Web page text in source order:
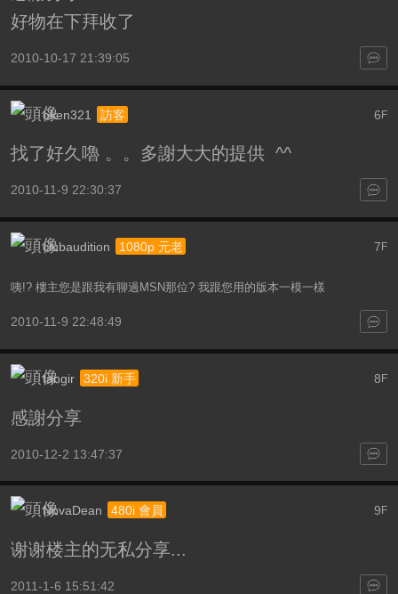
好物在下拜收了
2010-10-17 21:39:05
6F
oken321 訪客
找了好久嚕 。。多謝大大的提供 ^^
2010-11-9 22:30:37
7F
clubaudition 1080p 元老
咦!? 樓主您是跟我有聊過MSN那位? 我跟您用的版本一模一樣
2010-11-9 22:48:49
8 F
tangir 320i 新手
感謝分享
2010-12-2 13:47:37
9 F
NovaDean 480i 會員
谢谢楼主的无私分享...
2011-1-6 15:51:42